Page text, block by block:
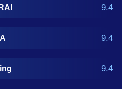
9.4
9.4
9.4